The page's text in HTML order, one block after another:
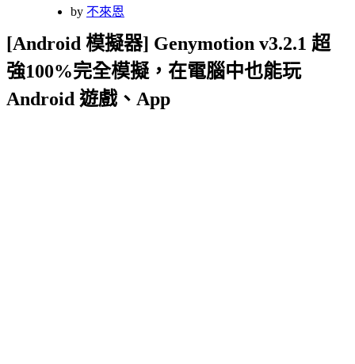
by 不來恩
[Android 模擬器] Genymotion v3.2.1 超
強100%完全模擬，在電腦中也能玩
Android 遊戲、App